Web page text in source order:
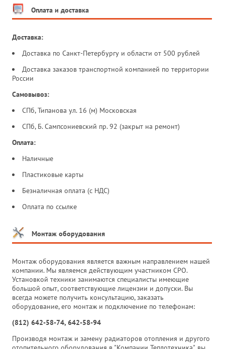
Оплата и доставка
Доставка:
Доставка по Санкт-Петербургу и области от 500 рублей
Доставка заказов транспортной компанией по территории
России
Самовывоз:
СПб, Типанова ул. 16 (м) Московская
СПб, Б. Сампсониевский пр. 92 (закрыт на ремонт)
Оплата:
Наличные
Пластиковые карты
Безналичная оплата (с НДС)
Оплата по ссылке
Монтаж оборудования
Монтаж оборудования является важным направлением нашей
компании. Мы являемся действующим участником СРО.
Установкой техники занимаются специалисты имеющие
большой опыт, соответствующие лицензии и допуски. Вы
всегда можете получить консультацию, заказать
оборудование, его монтаж и подключение по телефонам:
(812) 642-58-74, 642-58-94
Производя монтаж и замену радиаторов отопления и другого